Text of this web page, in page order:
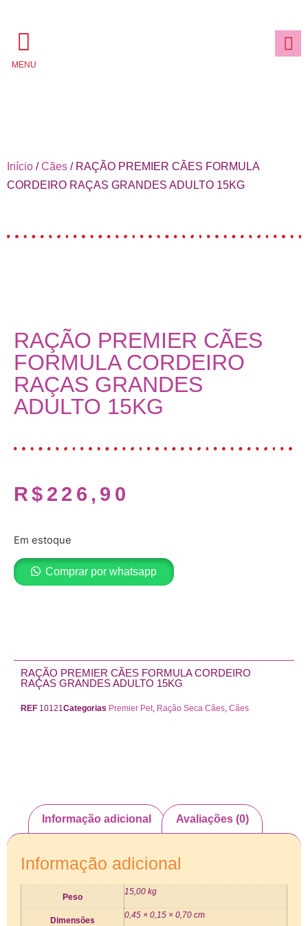
MENU
Início /Cães / RAÇÃO PREMIER CÃES FORMULA
CORDEIRO RAÇAS GRANDES ADULTO 15KG
RAÇÃO PREMIER CÃES
FORMULA CORDEIRO
RAÇAS GRANDES
ADULTO 15KG
R$ 226,90
Em estoque
Comprar por whatsapp
RAÇÃO PREMIER CÃES FORMULA CORDEIRO
RAÇAS GRANDES ADULTO 15KG
REF 10121 Categorias Premier Pet Ração Seca Cães Cães
Informação adicional Avaliações (0)
Informação adicional
Peso
15,00 kg
Dimensões
0,45 × 0,15 × 0,70 cm